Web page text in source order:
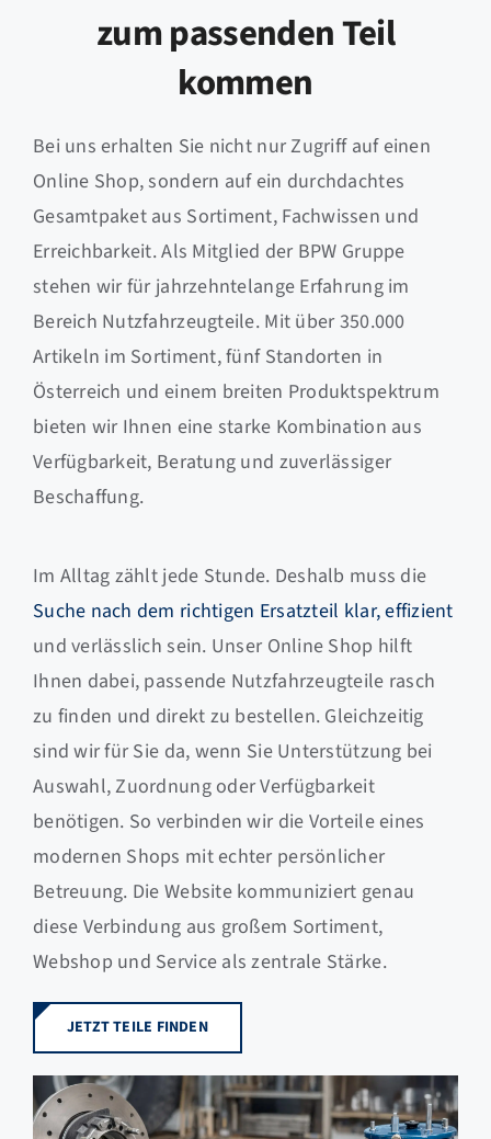
zum passenden Teil
kommen
Bei uns erhalten Sie nicht nur Zugriff auf einen
Online Shop, sondern auf ein durchdachtes
Gesamtpaket aus Sortiment, Fachwissen und
Erreichbarkeit. Als Mitglied der BPW Gruppe
stehen wir für jahrzehntelange Erfahrung im
Bereich Nutzfahrzeugteile. Mit über 350.000
Artikeln im Sortiment, fünf Standorten in
Österreich und einem breiten Produktspektrum
bieten wir Ihnen eine starke Kombination aus
Verfügbarkeit, Beratung und zuverlässiger
Beschaffung.
Im Alltag zählt jede Stunde. Deshalb muss die
Suche nach dem richtigen Ersatzteil klar, effizient
und verlässlich sein. Unser Online Shop hilft
Ihnen dabei, passende Nutzfahrzeugteile rasch
zu finden und direkt zu bestellen. Gleichzeitig
sind wir für Sie da, wenn Sie Unterstützung bei
Auswahl, Zuordnung oder Verfügbarkeit
benötigen. So verbinden wir die Vorteile eines
modernen Shops mit echter persönlicher
Betreuung. Die Website kommuniziert genau
diese Verbindung aus großem Sortiment,
Webshop und Service als zentrale Stärke.
JETZT TEILE FINDEN